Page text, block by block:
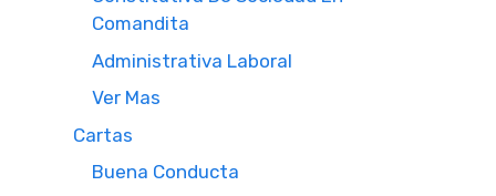
Comandita
Administrativa Laboral
Ver Mas
Cartas
Buena Conducta